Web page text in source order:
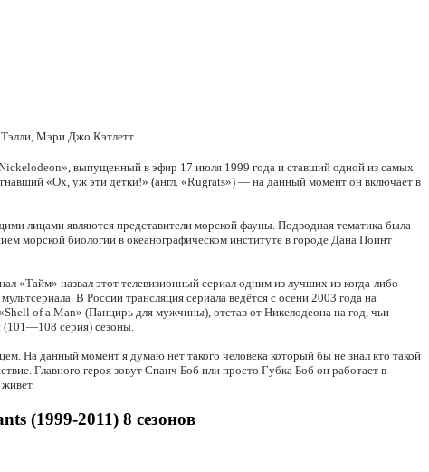
Мэри Джо Кэтлетт
выпущенный в эфир 17 июля 1999 года и ставший одной из самых
«Ох, уж эти детки!» (англ. «Rugrats») — на данный момент он включает в
лицами являются представители морской фауны. Подводная тематика была
морской биологии в океанографическом институте в городе Дана Поинт
«Тайм» назвал этот телевизионный сериал одним из лучших из когда-либо
В России трансляция сериала ведётся с осени 2003 года на
of a Man» (Панцирь для мужчины), отстав от Никелодеона на год, чьи
(101—108 серия) сезоны.
На данный момент я думаю нет такого человека который бы не знал кто такой
Главного героя зовут Спанч Боб или просто Губка Боб он работает в
(1999-2011) 8 сезонов